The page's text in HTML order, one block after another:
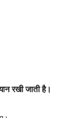
रखी जाती है।